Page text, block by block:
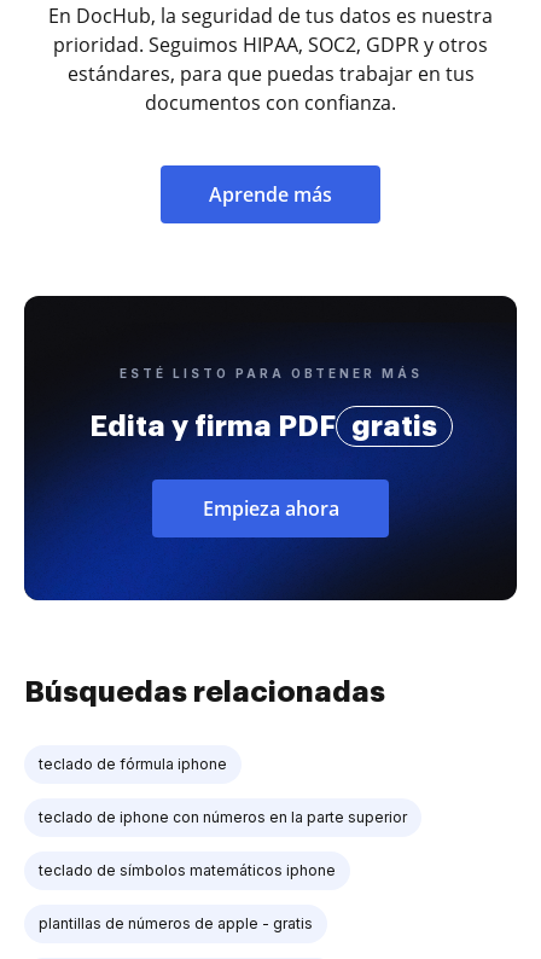
En DocHub, la seguridad de tus datos es nuestra
prioridad. Seguimos HIPAA, SOC2, GDPR y otros
estándares, para que puedas trabajar en tus
documentos con confianza.
Aprende más
ESTÉ LISTO PARA OBTENER MÁS
Edita y firma PDF gratis
Empieza ahora
Búsquedas relacionadas
teclado de fórmula iphone
teclado de iphone con números en la parte superior
teclado de símbolos matemáticos iphone
plantillas de números de apple - gratis